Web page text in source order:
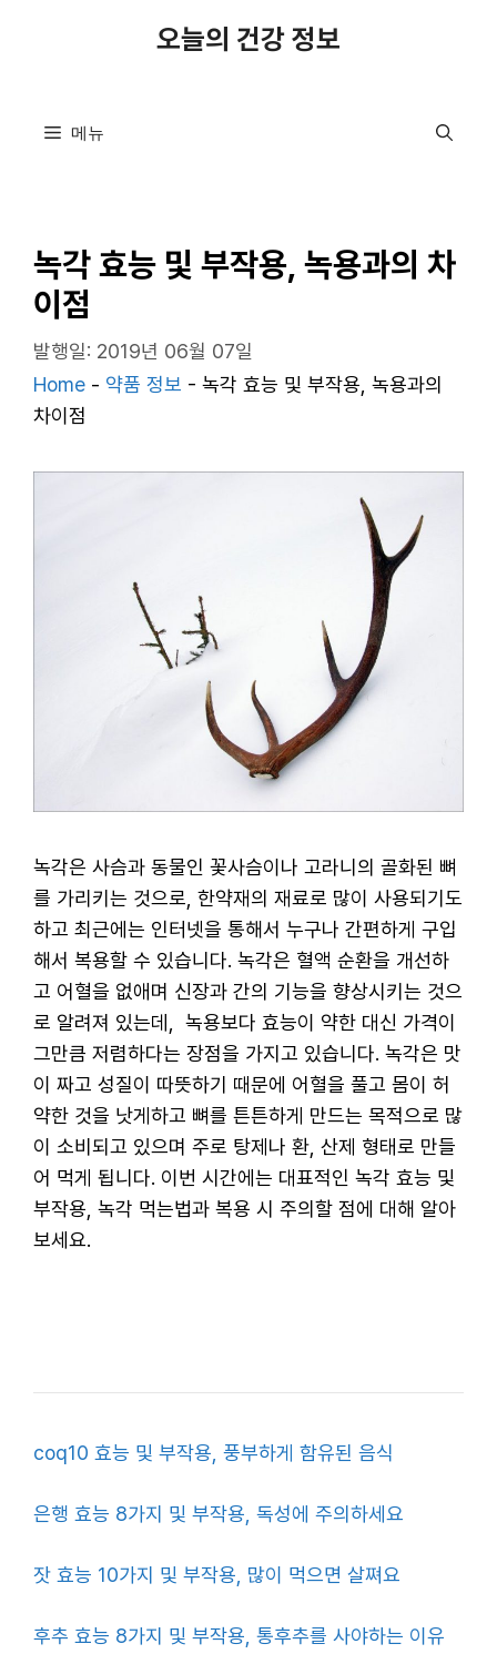
오늘의 건강 정보
메뉴
녹각 효능 및 부작용, 녹용과의 차
이점
발행일: 2019년 06월 07일
Home - 약품 정보 - 녹각 효능 및 부작용, 녹용과의
차이점
녹각은 사슴과 동물인 꽃사슴이나 고라니의 골화된 뼈
를 가리키는 것으로, 한약재의 재료로 많이 사용되기도
하고 최근에는 인터넷을 통해서 누구나 간편하게 구입
해서 복용할 수 있습니다. 녹각은 혈액 순환을 개선하
고 어혈을 없애며 신장과 간의 기능을 향상시키는 것으
로 알려져 있는데, 녹용보다 효능이 약한 대신 가격이
그만큼 저렴하다는 장점을 가지고 있습니다. 녹각은 맛
이 짜고 성질이 따뜻하기 때문에 어혈을 풀고 몸이 허
약한 것을 낫게하고 뼈를 튼튼하게 만드는 목적으로 많
이 소비되고 있으며 주로 탕제나 환, 산제 형태로 만들
어 먹게 됩니다. 이번 시간에는 대표적인 녹각 효능 및
부작용, 녹각 먹는법과 복용 시 주의할 점에 대해 알아
보세요.
coq10 효능 및 부작용, 풍부하게 함유된 음식
은행 효능 8가지 및 부작용, 독성에 주의하세요
잣 효능 10가지 및 부작용, 많이 먹으면 살쪄요
후추 효능 8가지 및 부작용, 통후추를 사야하는 이유